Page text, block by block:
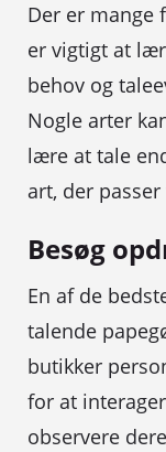
Der er mange
er vigtigt at
behov og
Nogle arter
lære at tale
art, der
Besøg
En af de
talende
butikker
for at
observere